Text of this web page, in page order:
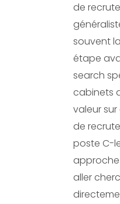
de
souvent
étape
search
cabinets
valeur
de
poste C-
aller